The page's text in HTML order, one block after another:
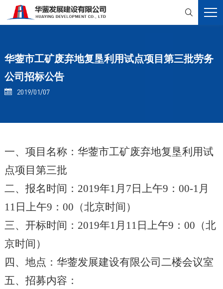

华蓥市工矿废弃地复垦利用试点项目第三批劳务
公司招标公告
 2019/01/07
一、项目名称：华蓥市工矿废弃地复垦利用试
点项目第三批
二、报名时间：2019年1月7日上午9：00-1月
11日上午9： 00 （北京时间）
三、开标时间：2019年1月11日上午9： 00 （北
京时间）
四、地点：华蓥发展建设有限公司二楼会议室
五、招募内容：